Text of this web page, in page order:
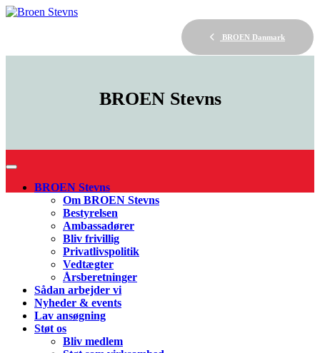
BROEN Danmark
BROENStevns
BROEN Stevns
Om BROEN Stevns
Bestyrelsen
Ambassadører
Bliv frivillig
Privatlivspolitik
Vedtægter
Årsberetninger
Sådan arbejder vi
Nyheder & events
Lav ansøgning
Støt os
Bliv medlem